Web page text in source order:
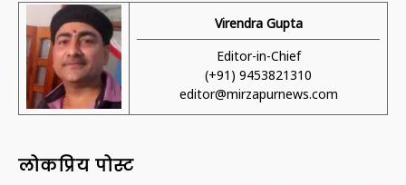
Virendra Gupta
Editor-in-Chief
(+91) 9453821310
editor@mirzapurnews.com
लोकप्रिय पोस्ट